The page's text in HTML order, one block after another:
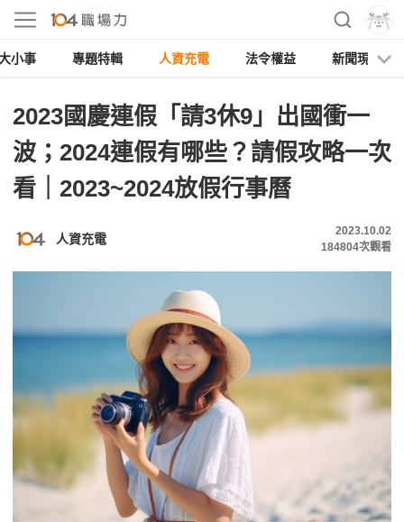
小事 專題特輯 人資充電 法令權益 新聞現場
2023國慶連假「請3休9」出國衝一
波；2024連假有哪些？請假攻略一次
看｜2023~2024放假行事曆
人資充電
2023.10.02
184804次觀看